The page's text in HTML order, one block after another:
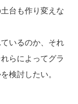
台も作り変えな
いるのか、それ
らによってグラ
検討したい。